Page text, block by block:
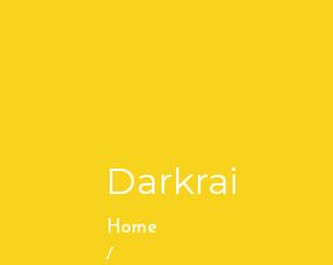
Darkrai
Home
/